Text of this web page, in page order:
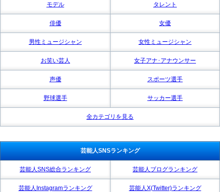
モデル タレント
俳優 女優
男性ミュージシャン 女性ミュージシャン
お笑い芸人 女子アナ･アナウンサー
声優 スポーツ選手
野球選手 サッカー選手
全カテゴリを見る
芸能人SNSランキング
芸能人SNS総合ランキング 芸能人ブログランキング
芸能人Instagramランキング 芸能人X(Twitter)ランキング